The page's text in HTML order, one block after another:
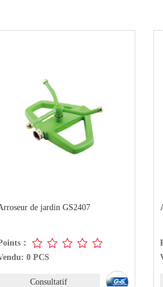
Arroseur de jardin GS2406
Points：
Vendu: 0 PCS
Consultatif